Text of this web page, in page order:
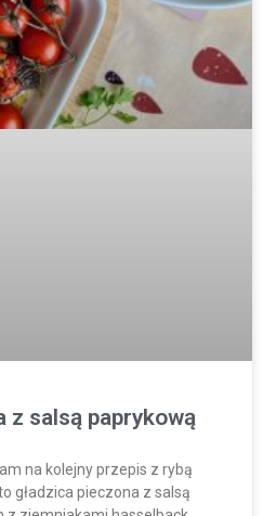
z salsą paprykową
na kolejny przepis z rybą
gładzica pieczona z salsą